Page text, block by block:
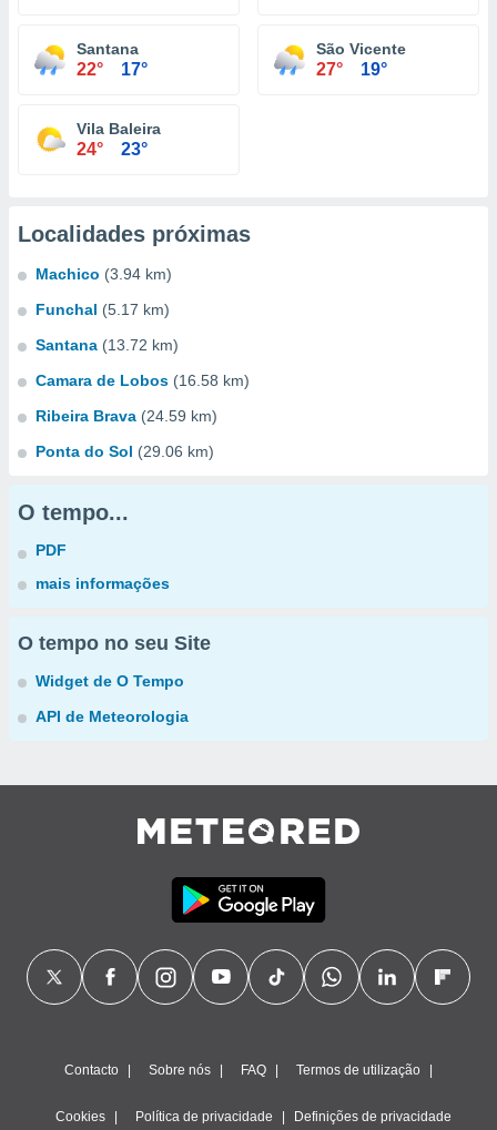
Santana
22° 17°
São Vicente
27° 19°
Vila Baleira
24° 23°
Localidades próximas
Machico (3.94 km)
Funchal (5.17 km)
Santana (13.72 km)
Camara de Lobos (16.58 km)
Ribeira Brava (24.59 km)
Ponta do Sol (29.06 km)
O tempo...
PDF
mais informações
O tempo no seu Site
Widget de O Tempo
API de Meteorologia
Contacto Sobre nós FAQ Termos de utilização
Cookies Política de privacidade Definições de privacidade